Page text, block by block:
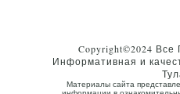
Copyright©2024
Информативная и
Материалы сайта